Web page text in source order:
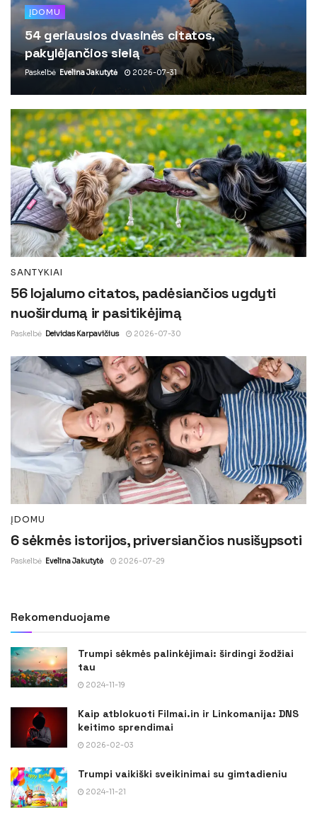
ĮDOMU
54 geriausios dvasinės citatos,
pakylėjančios sielą
Paskelbė Evelina Jakutytė 2026-07-31
SANTYKIAI
56 lojalumo citatos, padėsiančios ugdyti
nuoširdumą ir pasitikėjimą
Paskelbė Deividas Karpavičius 2026-07-30
ĮDOMU
6 sėkmės istorijos, priversiančios nusišypsoti
Paskelbė Evelina Jakutytė 2026-07-29
Rekomenduojame
Trumpi sėkmės palinkėjimai: širdingi žodžiai
tau
2024-11-19
Kaip atblokuoti Filmai.in ir Linkomanija: DNS
keitimo sprendimai
2026-02-03
Trumpi vaikiški sveikinimai su gimtadieniu
2024-11-21